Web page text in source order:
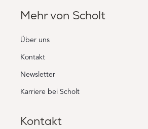
Mehr von Scholt
Über uns
Kontakt
Newsletter
Karriere bei Scholt
Kontakt